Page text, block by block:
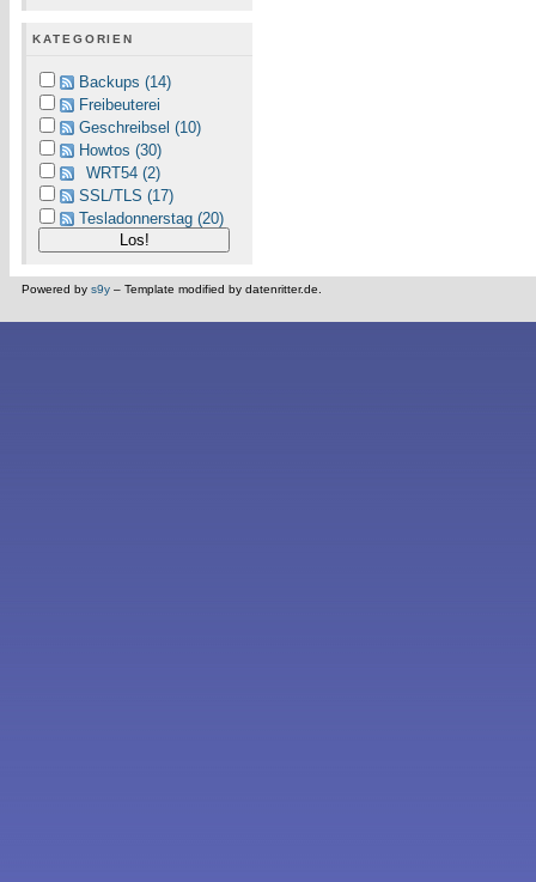
KATEGORIEN
Backups (14)
Freibeuterei
Geschreibsel (10)
Howtos (30)
WRT54 (2)
SSL/TLS (17)
Tesladonnerstag (20)
Powered by s9y – Template modified by datenritter.de.